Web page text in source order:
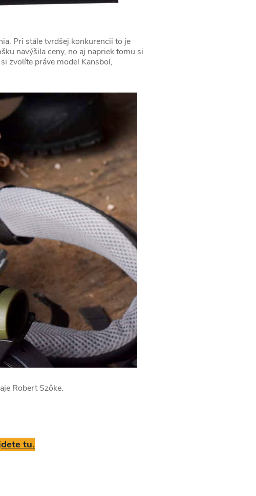
Pri stále tvrdšej konkurencii to je
navýšila ceny, no aj napriek tomu si
zvolíte práve model Kansbol,
Robert Szőke.
tu.